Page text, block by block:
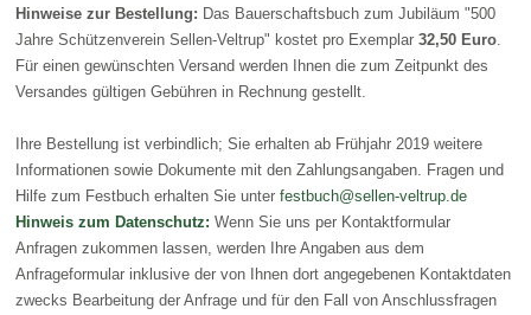
Hinweise zur Bestellung: Das Bauerschaftsbuch zum Jubiläum "500
Jahre Schützenverein Sellen-Veltrup" kostet pro Exemplar32,50 Euro.
Für einen gewünschten Versand werden Ihnen die zum Zeitpunkt des
Versandes gültigen Gebühren in Rechnung gestellt.
Ihre Bestellung ist verbindlich; Sie erhalten ab Frühjahr 2019 weitere
Informationen sowie Dokumente mit den Zahlungsangaben. Fragen und
Hilfe zum Festbuch erhalten Sie unterfestbuch@sellen-veltrup.de
Hinweis zum Datenschutz: Wenn Sie uns per Kontaktformular
Anfragen zukommen lassen, werden Ihre Angaben aus dem
Anfrageformular inklusive der von Ihnen dort angegebenen Kontaktdaten
zwecks Bearbeitung der Anfrage und für den Fall von Anschlussfragen